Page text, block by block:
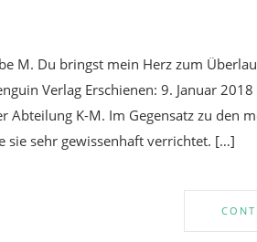
M. Du bringst mein Herz zum
Verlag Erschienen: 9. Januar
Abteilung K-M. Im Gegensatz zu den
sie sehr gewissenhaft verrichtet. […]